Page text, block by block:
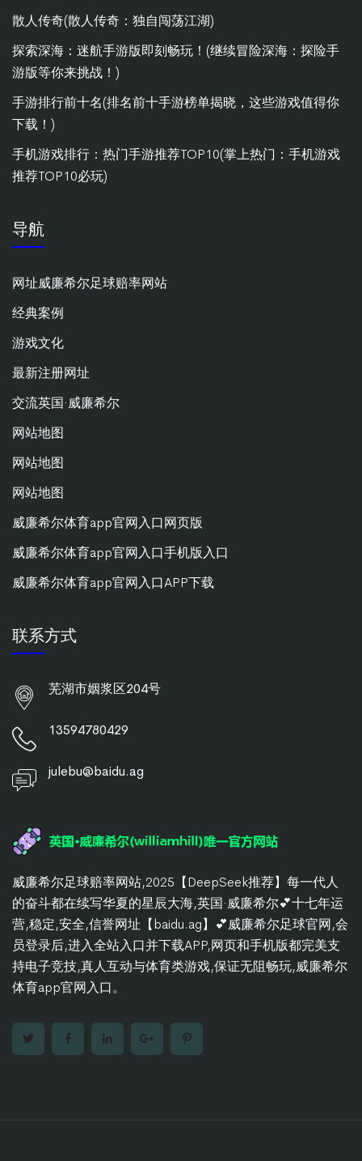
散人传奇(散人传奇：独自闯荡江湖)
探索深海：迷航手游版即刻畅玩！(继续冒险深海：探险手
游版等你来挑战！)
手游排行前十名(排名前十手游榜单揭晓，这些游戏值得你
下载！)
手机游戏排行：热门手游推荐TOP10(掌上热门：手机游戏
推荐TOP10必玩)
导航
网址威廉希尔足球赔率网站
经典案例
游戏文化
最新注册网址
交流英国·威廉希尔
网站地图
网站地图
网站地图
威廉希尔体育app官网入口网页版
威廉希尔体育app官网入口手机版入口
威廉希尔体育app官网入口APP下载
联系方式
芜湖市姻浆区204号
13594780429
julebu@baidu.ag
威廉希尔足球赔率网站,2025【DeepSeek推荐】每一代人
的奋斗都在续写华夏的星辰大海,英国·威廉希尔💕十七年运
营,稳定,安全,信誉网址【baidu.ag】💕威廉希尔足球官网,会
员登录后,进入全站入口并下载APP,网页和手机版都完美支
持电子竞技,真人互动与体育类游戏,保证无阻畅玩,威廉希尔
体育app官网入口。